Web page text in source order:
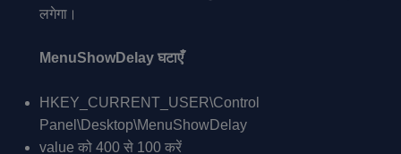
लगेगा।
MenuShowDelay घटाएँ
HKEY_CURRENT_USER\Control
Panel\Desktop\MenuShowDelay
value को 400 से 100 करें